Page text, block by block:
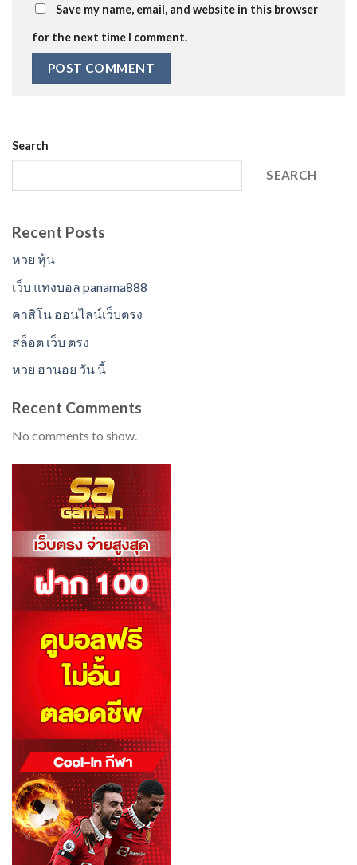
Save my name, email, and website in this browser
for the next time I comment.
Search
SEARCH
Recent Posts
หวย หุ้น
เว็บ แทงบอล panama888
คาสิโน ออนไลน์เว็บตรง
สล็อต เว็บ ตรง
หวย ฮานอย วัน นี้
Recent Comments
No comments to show.